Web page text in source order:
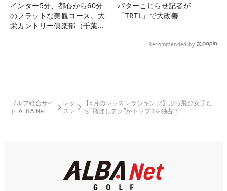
インター5分、都心から60分
のフラットな美観コース。大
栄カントリー俱楽部（千葉
パターこじらせ記者が
「TRTL」で大改善
Recommended by
ゴルフ総合サイ
ト ALBA Net
レッ
スン
【5月のレッスンランキング】ぶっ飛び女子た
ち“飛ばしテク”がトップ3を独占！